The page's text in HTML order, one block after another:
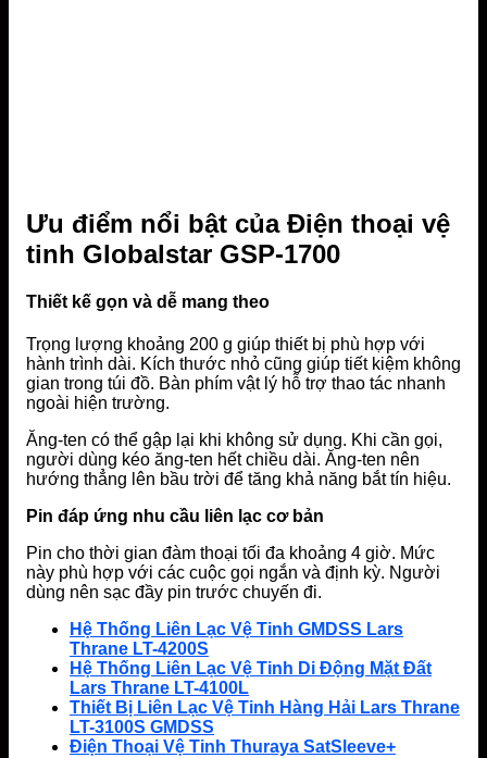
Ưu điểm nổi bật của Điện thoại vệ
tinh Globalstar GSP-1700
Thiết kế gọn và dễ mang theo
Trọng lượng khoảng 200 g giúp thiết bị phù hợp với
hành trình dài. Kích thước nhỏ cũng giúp tiết kiệm không
gian trong túi đồ. Bàn phím vật lý hỗ trợ thao tác nhanh
ngoài hiện trường.
Ăng-ten có thể gập lại khi không sử dụng. Khi cần gọi,
người dùng kéo ăng-ten hết chiều dài. Ăng-ten nên
hướng thẳng lên bầu trời để tăng khả năng bắt tín hiệu.
Pin đáp ứng nhu cầu liên lạc cơ bản
Pin cho thời gian đàm thoại tối đa khoảng 4 giờ. Mức
này phù hợp với các cuộc gọi ngắn và định kỳ. Người
dùng nên sạc đầy pin trước chuyến đi.
Hệ Thống Liên Lạc Vệ Tinh GMDSS Lars
Thrane LT-4200S
Hệ Thống Liên Lạc Vệ Tinh Di Động Mặt Đất
Lars Thrane LT-4100L
Thiết Bị Liên Lạc Vệ Tinh Hàng Hải Lars Thrane
LT-3100S GMDSS
Điện Thoại Vệ Tinh Thuraya SatSleeve+